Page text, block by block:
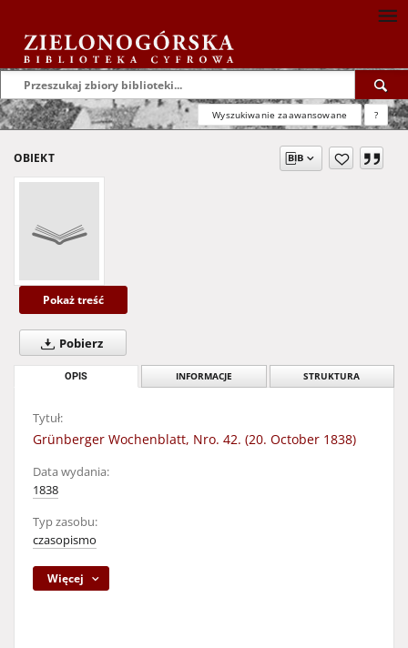
Wyszukiwanie zaawansowane ?
OBIEKT
Pokaż treść
Pobierz
OPIS INFORMACJE STRUKTURA
Tytuł:
Grünberger Wochenblatt, Nro. 42. (20. October 1838)
Data wydania:
1838
Typ zasobu:
czasopismo
Więcej